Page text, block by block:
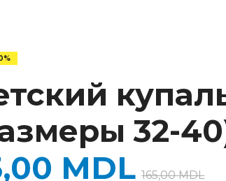
32-
165,00MDL
MDL